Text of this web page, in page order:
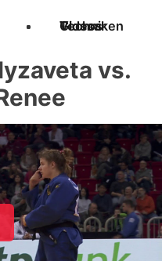
Techniken
Videos
Glossar
vs.